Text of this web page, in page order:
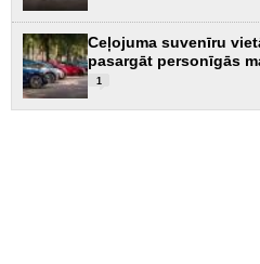
Ceļojuma suvenīru
pasargāt personīgās
1